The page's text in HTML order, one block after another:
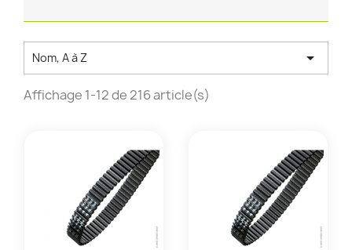
Nom, A à Z 
Affichage 1-12 de 216 article(s)